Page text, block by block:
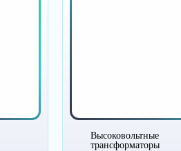
Высоковольтные
трансформаторы